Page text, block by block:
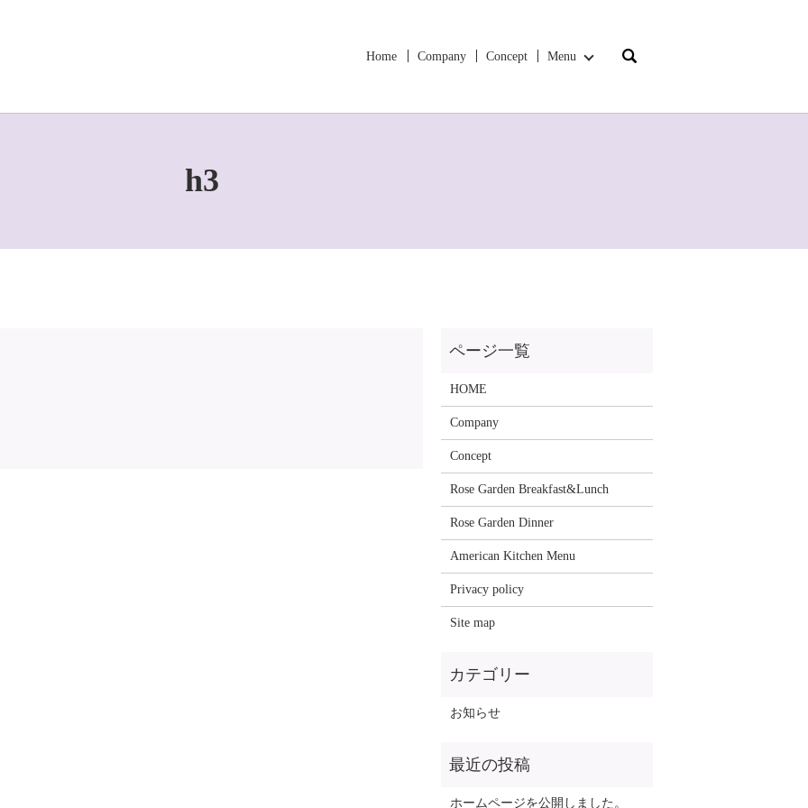
Home Company Concept Menu
h3
HOME
Company
Concept
Rose Garden Breakfast&Lunch
Rose Garden Dinner
American Kitchen Menu
Privacy policy
Site map
お知らせ
ホームページを公開しました。